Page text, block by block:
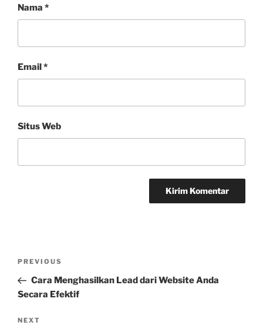
Nama *
Email*
Situs Web
Navigasi
Previous
Post
PREVIOUS
Cara Menghasilkan Lead dari Website Anda
Secara Efektif
Next
NEXT